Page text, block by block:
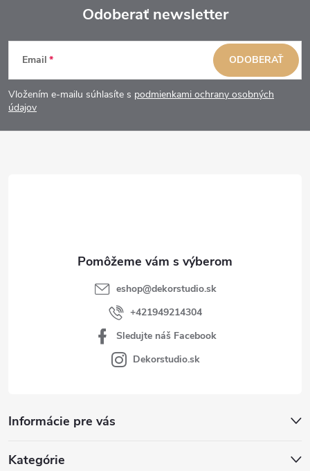
Z
á
p
Odoberať newsletter
Email
Vložením e-mailu súhlasíte s podmienkami ochrany osobných
údajov
ODOBERAŤ
Informácie pre vás
Kategórie
eshop@dekorstudio.sk
+421949214304
Sledujte náš Facebook
Dekorstudio.sk